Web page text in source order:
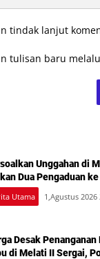
tindak lanjut
tulisan baru
Unggahan di
Dua Pengaduan
Utama 1,Agustus 2026
Desak
di Melati II Sergai,